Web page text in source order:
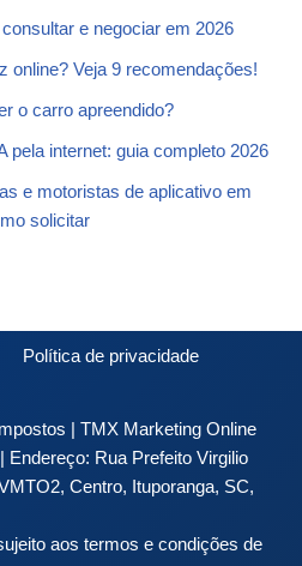
e negociar em 2026
online? Veja 9 recomendações!
o carro apreendido?
pela internet: guia completo 2026
e motoristas de aplicativo em
solicitar
Política de privacidade
| TMX Marketing Online
Endereço: Rua Prefeito Virgilio
Centro, Ituporanga, SC,
aos termos e condições de